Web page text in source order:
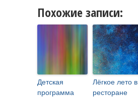
Похожие записи:
Детская
программа
Лёгкое лето в
ресторане